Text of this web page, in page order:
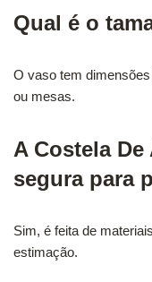
Qual é o
O vaso tem
ou mesas.
A Costela
segura para
Sim, é feita de
estimação.